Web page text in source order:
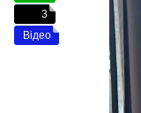
3
Відео